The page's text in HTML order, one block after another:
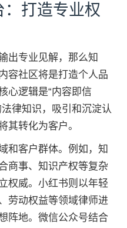
打造专业权
出专业见解，那么知
容社区将是打造个人品
心逻辑是“内容即信
律知识，吸引和沉淀认
其转化为客户。
和客户群体。例如，知
商事、知识产权等复杂
权威。小红书则以年轻
劳动权益等领域律师进
阵地。微信公众号结合